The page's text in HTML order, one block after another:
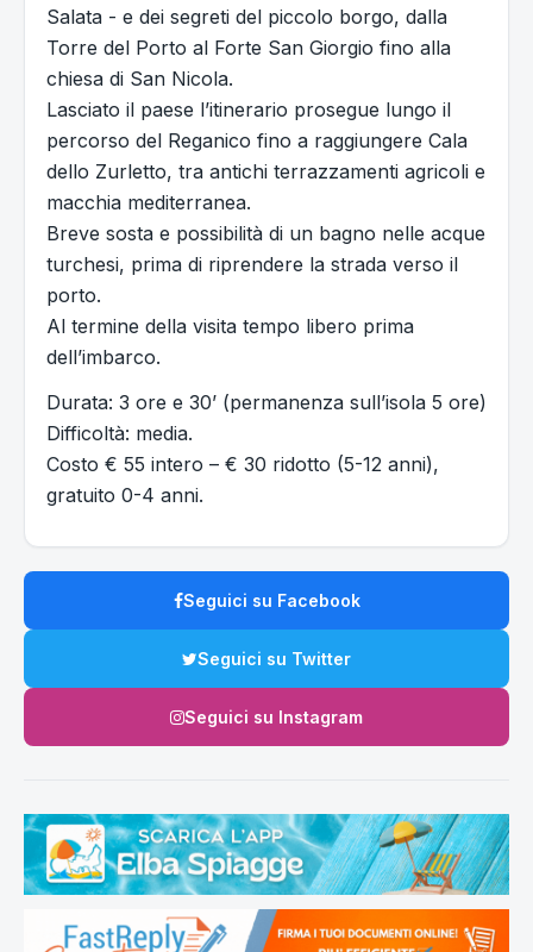
Salata - e dei segreti del piccolo borgo, dalla
Torre del Porto al Forte San Giorgio fino alla
chiesa di San Nicola.
Lasciato il paese l’itinerario prosegue lungo il
percorso del Reganico fino a raggiungere Cala
dello Zurletto, tra antichi terrazzamenti agricoli e
macchia mediterranea.
Breve sosta e possibilità di un bagno nelle acque
turchesi, prima di riprendere la strada verso il
porto.
Al termine della visita tempo libero prima
dell’imbarco.
Durata: 3 ore e 30’ (permanenza sull’isola 5 ore)
Difficoltà: media.
Costo € 55 intero – € 30 ridotto (5-12 anni),
gratuito 0-4 anni.
Seguici su Facebook
Seguici su Twitter
Seguici su Instagram